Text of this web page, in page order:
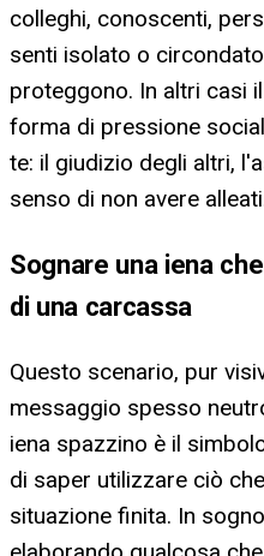
colleghi, conoscenti,
senti isolato o
proteggono. In altri casi
forma di pressione
te: il giudizio degli altri,
senso di non avere
Sognare una iena
di una carcassa
Questo scenario, pur
messaggio spesso
iena spazzino è il
di saper utilizzare ciò
situazione finita. In